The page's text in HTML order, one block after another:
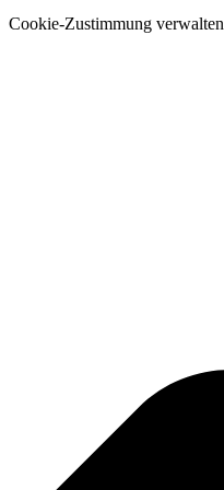
Cookie-Zustimmung verwalten